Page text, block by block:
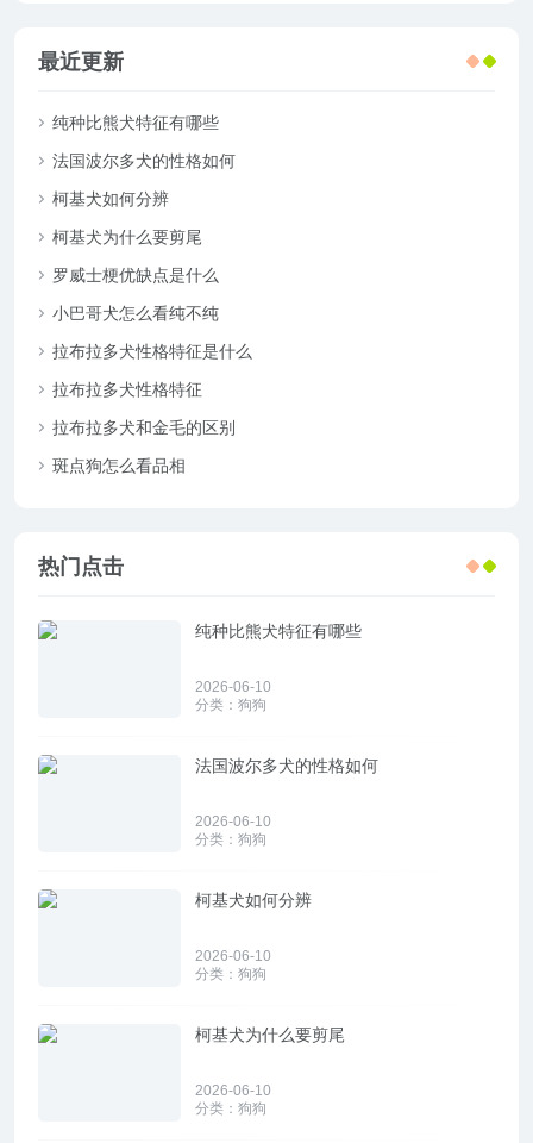
最近更新
纯种比熊犬特征有哪些
法国波尔多犬的性格如何
柯基犬如何分辨
柯基犬为什么要剪尾
罗威士梗优缺点是什么
小巴哥犬怎么看纯不纯
拉布拉多犬性格特征是什么
拉布拉多犬性格特征
拉布拉多犬和金毛的区别
斑点狗怎么看品相
热门点击
纯种比熊犬特征有哪些
2026-06-10
分类： 狗狗
法国波尔多犬的性格如何
2026-06-10
分类： 狗狗
柯基犬如何分辨
2026-06-10
分类： 狗狗
柯基犬为什么要剪尾
2026-06-10
分类： 狗狗